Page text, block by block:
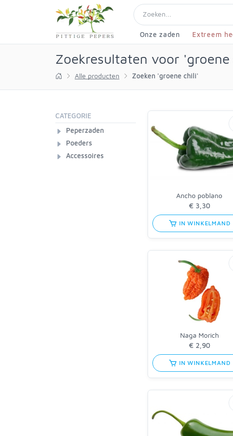
Onze zaden Extreem
Zoekresultaten voor
Alle producten Zoeken 'groene chili'
Ancho poblano
IN WINKELMAND
Naga Morich
IN WINKELMAND
CATEGORIE
Peperzaden
Poeders
Accessoires